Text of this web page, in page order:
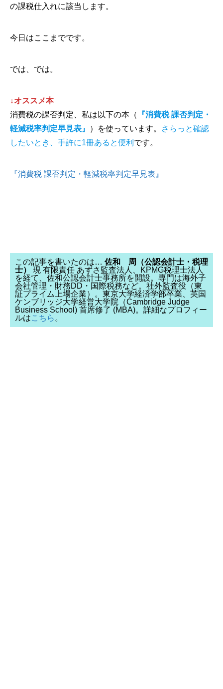
の課税仕入れに該当します。
今日はここまでです。
では、では。
↓オススメ本
消費税の課否判定、私は以下の本（
『消費税 課否判定・
軽減税率判定早見表』
）を使っています。
さらっと確認
したいとき、手許に1冊あると便利 です。
『消費税 課否判定・軽減税率判定早見表』
この記事を書いたのは… 佐和 周（公認会計士・税理
士）
現 有限責任 あずさ監査法人、KPMG税理士法人
を経て、佐和公認会計士事務所を開設。専門は海外子
会社管理・財務DD・国際税務など。社外監査役（東
証プライム上場企業）。東京大学経済学部卒業、英国
ケンブリッジ大学経営大学院（Cambridge Judge
Business School) 首席修了 (MBA)。詳細なプロフィー
ルはこちら 。